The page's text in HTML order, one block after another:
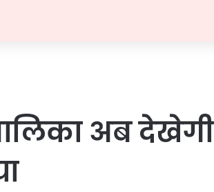
अब देखेगी